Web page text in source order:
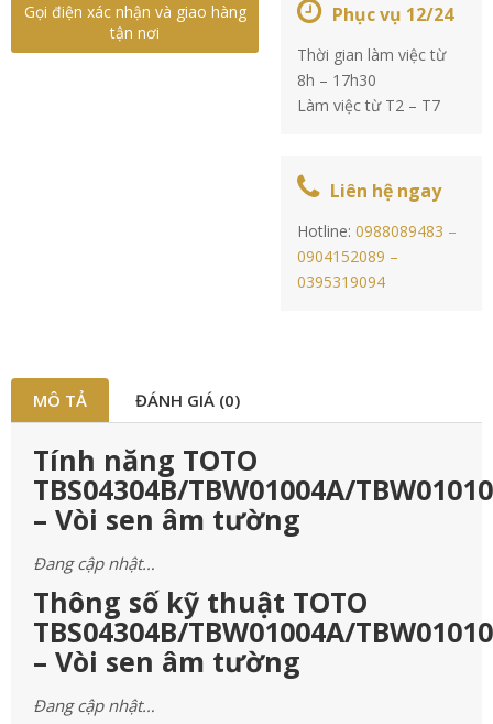
Gọi điện xác nhận và giao hàng
tận nơi
Phục vụ 12/24
Thời gian làm việc từ
8h – 17h30
Làm việc từ T2 – T7
Liên hệ ngay
Hotline:0988089483 –
0904152089 –
0395319094
MÔ TẢ ĐÁNH GIÁ (0)
Tính năng TOTO
TBS04304B/TBW01004A/
– Vòi sen âm tường
Đang cập nhật…
Thông số kỹ thuật TOTO
TBS04304B/TBW01004A/
– Vòi sen âm tường
Đang cập nhật…